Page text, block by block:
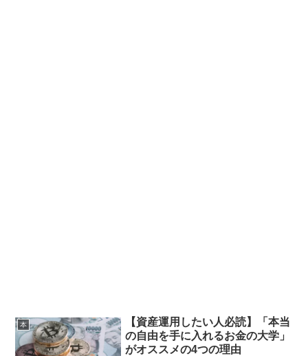
本
【資産運用したい人必読】「本当
の自由を手に入れるお金の大学」
がオススメの4つの理由